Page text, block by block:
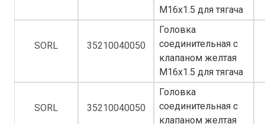
M16x1.5 для тягача
SORL 35210040050
Головка
соединительная с
клапаном желтая
M16x1.5 для тягача
SORL 35210040050
Головка
соединительная с
клапаном желтая